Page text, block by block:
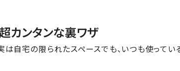
カンタンな裏ワザ
自宅の限られたスペースでも、いつも使ってい